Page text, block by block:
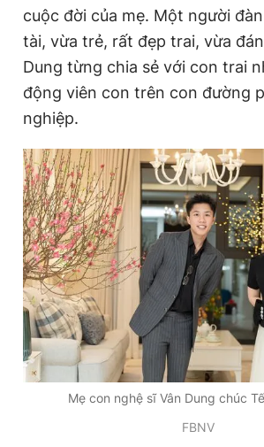
cuộc đời của mẹ. Một người
tài, vừa trẻ, rất đẹp trai, vừa
Dung từng chia sẻ với con trai
động viên con trên con đường
nghiệp.
Mẹ con nghệ sĩ Vân Dung chúc
FBNV